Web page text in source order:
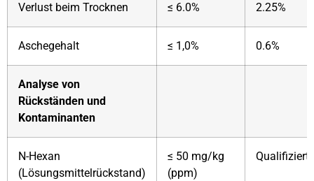
Verlust beim Trocknen ≤ 6.0% 2.25%
Aschegehalt ≤ 1,0% 0.6%
Analyse von
Rückständen und
Kontaminanten
N-Hexan
(Lösungsmittelrückstand)
≤ 50 mg/kg
(ppm)
Qualifiziert